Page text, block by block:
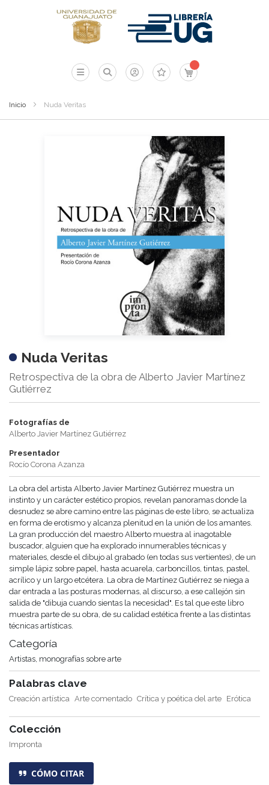
Mi carrito
Inicio Nuda Veritas
Nuda Veritas
Retrospectiva de la obra de Alberto Javier Martínez
Gutiérrez
Fotografías de
Alberto Javier Martínez Gutiérrez
Presentador
Rocío Corona Azanza
La obra del artista Alberto Javier Martínez Gutiérrez muestra un
instinto y un carácter estético propios, revelan panoramas donde la
desnudez se abre camino entre las páginas de este libro, se actualiza
en forma de erotismo y alcanza plenitud en la unión de los amantes.
La gran producción del maestro Alberto muestra al inagotable
buscador, alguien que ha explorado innumerables técnicas y
materiales, desde el dibujo al grabado (en todas sus vertientes), de un
simple lápiz sobre papel, hasta acuarela, carboncillos, tintas, pastel,
acrílico y un largo etcétera. La obra de Martínez Gutiérrez se niega a
dar entrada a las posturas modernas, al discurso, a ese callejón sin
salida de "dibuja cuando sientas la necesidad". Es tal que este libro
muestra parte de su obra, de su calidad estética frente a las distintas
técnicas artísticas.
Categoría
Artistas, monografías sobre arte
Palabras clave
Creación artística Arte comentado Crítica y poética del arte Erótica
Colección
Impronta
CÓMO CITAR